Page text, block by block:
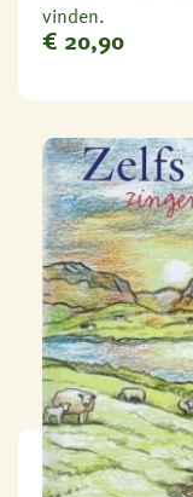
vinden.
€ 20,90